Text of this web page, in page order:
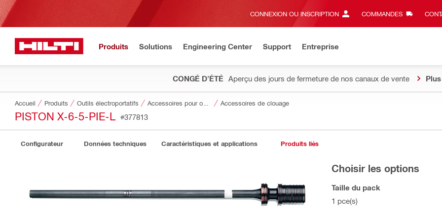
CONNEXION OU INSCRIPTION COMMANDES
Produits Solutions Engineering Center Support Entreprise
CONGÉ D'ÉTÉ Aperçu des jours de fermeture de nos canaux de vente
Accueil Produits Outils électroportatifs Accessoires de clouage
PISTON X-6-5-PIE-L #377813
Configurateur Données techniques Caractéristiques et applications Produits liés
Choisir les options
Taille du pack
1 pce(s)